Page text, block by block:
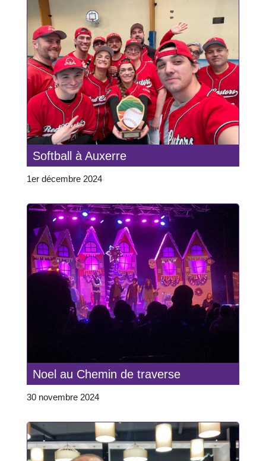
Softball à Auxerre
1er décembre 2024
Noel au Chemin de traverse
30 novembre 2024